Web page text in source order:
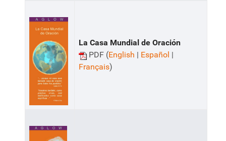
La Casa Mundial de Oración
PDF (English | Español |
Français)